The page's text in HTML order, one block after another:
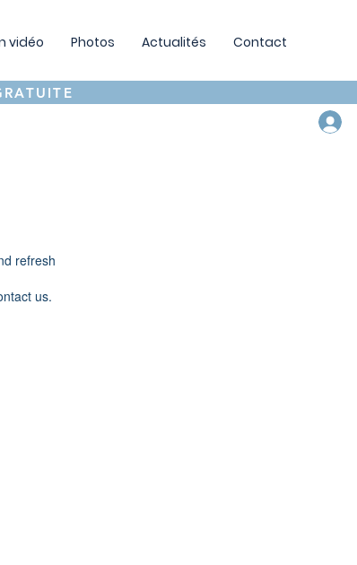
vidéo Photos Actualités Contact
refresh
us.